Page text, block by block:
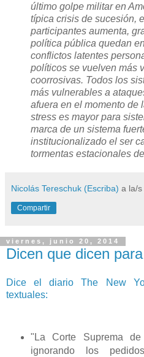
último golpe militar en
típica crisis de sucesión,
participantes aumenta,
política pública quedan
conflictos latentes
políticos se vuelven más
coorrosivas. Todos los
más vulnerables a
afuera en el momento de
stress es mayor para
marca de un sistema
institucionalizado el ser
tormentas estacionales
Nicolás Tereschuk (Escriba) a la/s
Compartir
viernes, junio 20, 2014
Dicen que dicen
Dice el diario The New
textuales:
"La Corte Suprema
ignorando los